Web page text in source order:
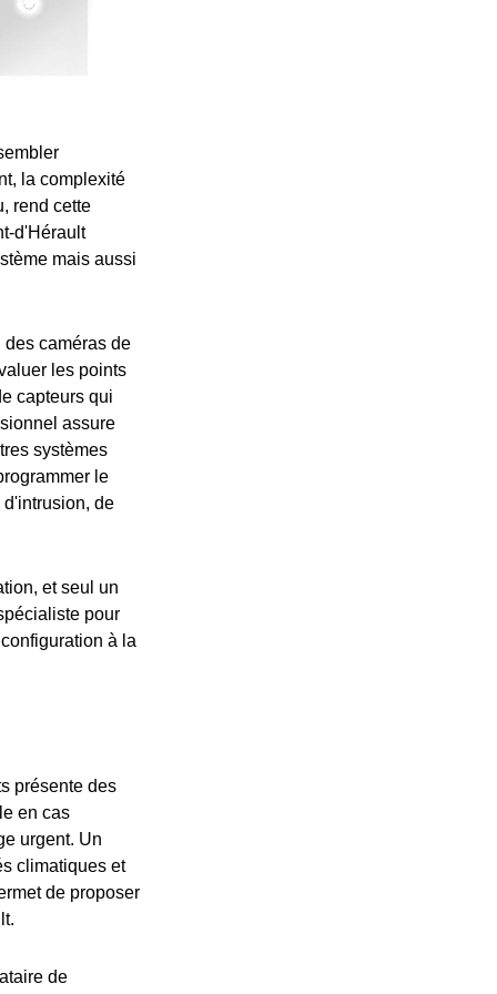
la complexité
rend cette
d'Hérault
mais aussi
caméras de
les points
capteurs qui
assure
systèmes
le
de
et seul un
pour
à la
présente des
en cas
urgent. Un
climatiques et
de proposer
de